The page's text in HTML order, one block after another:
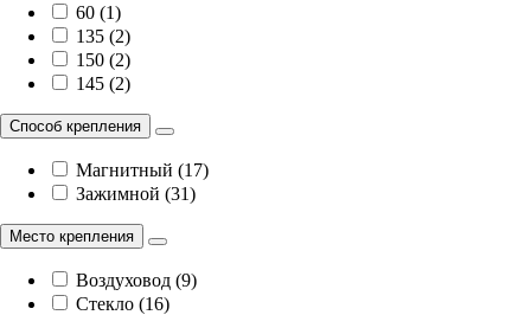
60 (1)
135 (2)
150 (2)
145 (2)
Способ крепления
Магнитный (17)
Зажимной (31)
Место крепления
Воздуховод (9)
Стекло (16)